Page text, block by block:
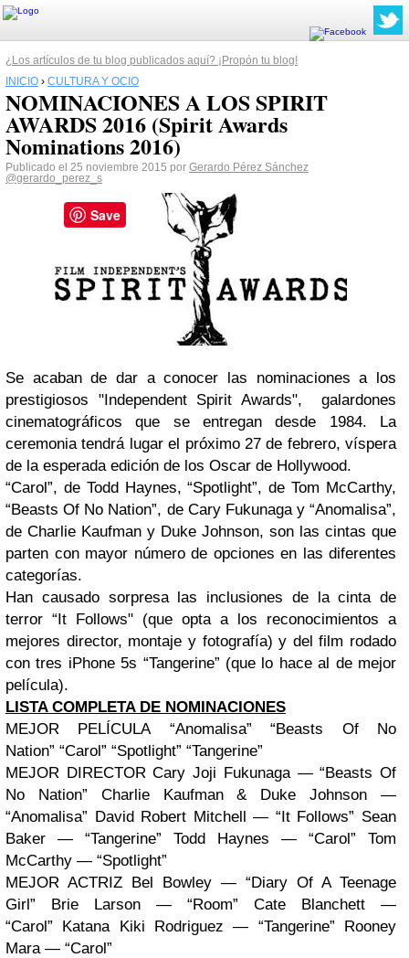
¿Los artículos de tu blog publicados aquí? ¡Propón tu blog!
INICIO › CULTURA Y OCIO
NOMINACIONES A LOS SPIRIT
AWARDS 2016 (Spirit Awards
Nominations 2016)
Publicado el 25 noviembre 2015 por Gerardo Pérez Sánchez
@gerardo_perez_s
Se acaban de dar a conocer las nominaciones a los
prestigiosos "Independent Spirit Awards", galardones
cinematográficos que se entregan desde 1984. La
ceremonia tendrá lugar el próximo 27 de febrero, víspera
de la esperada edición de los Oscar de Hollywood.
“Carol”, de Todd Haynes, “Spotlight”, de Tom McCarthy,
“Beasts Of No Nation”, de Cary Fukunaga y “Anomalisa”,
de Charlie Kaufman y Duke Johnson, son las cintas que
parten con mayor número de opciones en las diferentes
categorías.
Han causado sorpresa las inclusiones de la cinta de
terror “It Follows" (que opta a los reconocimientos a
mejores director, montaje y fotografía) y del film rodado
con tres iPhone 5s “Tangerine” (que lo hace al de mejor
película).
LISTA COMPLETA DE NOMINACIONES
MEJOR PELÍCULA “Anomalisa” “Beasts Of No
Nation” “Carol” “Spotlight” “Tangerine”
MEJOR DIRECTOR Cary Joji Fukunaga — “Beasts Of
No Nation” Charlie Kaufman & Duke Johnson —
“Anomalisa” David Robert Mitchell — “It Follows” Sean
Baker — “Tangerine” Todd Haynes — “Carol” Tom
McCarthy — “Spotlight”
MEJOR ACTRIZ Bel Bowley — “Diary Of A Teenage
Girl” Brie Larson — “Room” Cate Blanchett —
“Carol” Katana Kiki Rodriguez — “Tangerine” Rooney
Mara — “Carol”
Save